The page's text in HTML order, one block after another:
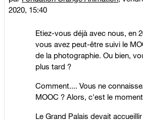
2020, 15:40
Etiez-vous déjà avec nous, en
vous avez peut-être suivi le
de la photographie. Ou bien,
plus tard ?
Comment.... Vous ne
MOOC ? Alors, c'est le
Le Grand Palais devait